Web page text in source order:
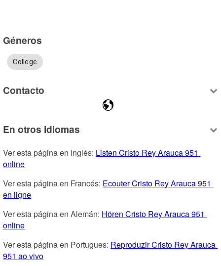
Géneros
College
Contacto
En otros idiomas
Ver esta página en Inglés: Listen Cristo Rey Arauca 951
online
Ver esta página en Francés: Ecouter Cristo Rey Arauca 951
en ligne
Ver esta página en Alemán: Hören Cristo Rey Arauca 951
online
Ver esta página en Portugues: Reproduzir Cristo Rey Arauca
951 ao vivo